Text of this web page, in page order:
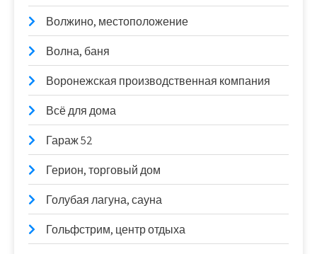
Волжино, местоположение
Волна, баня
Воронежская производственная компания
Всё для дома
Гараж 52
Герион, торговый дом
Голубая лагуна, сауна
Гольфстрим, центр отдыха